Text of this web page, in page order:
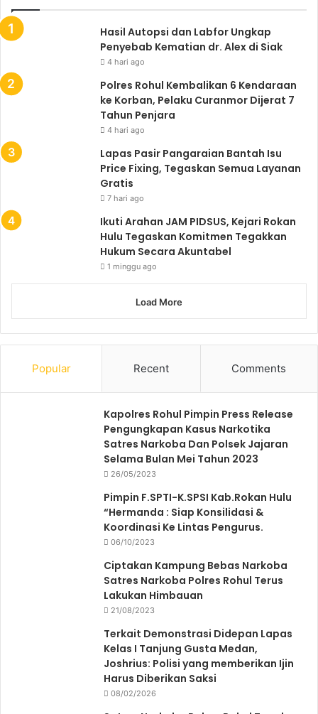
Hasil Autopsi dan Labfor Ungkap
Penyebab Kematian dr. Alex di Siak
4 hari ago
Polres Rohul Kembalikan 6 Kendaraan
ke Korban, Pelaku Curanmor Dijerat 7
Tahun Penjara
4 hari ago
Lapas Pasir Pangaraian Bantah Isu
Price Fixing, Tegaskan Semua Layanan
Gratis
7 hari ago
Ikuti Arahan JAM PIDSUS, Kejari Rokan
Hulu Tegaskan Komitmen Tegakkan
Hukum Secara Akuntabel
1 minggu ago
Load More
Popular Recent Comments
Kapolres Rohul Pimpin Press Release
Pengungkapan Kasus Narkotika
Satres Narkoba Dan Polsek Jajaran
Selama Bulan Mei Tahun 2023
26/05/2023
Pimpin F.SPTI-K.SPSI Kab.Rokan Hulu
“Hermanda : Siap Konsilidasi &
Koordinasi Ke Lintas Pengurus.
06/10/2023
Ciptakan Kampung Bebas Narkoba
Satres Narkoba Polres Rohul Terus
Lakukan Himbauan
21/08/2023
Terkait Demonstrasi Didepan Lapas
Kelas I Tanjung Gusta Medan,
Joshrius: Polisi yang memberikan Ijin
Harus Diberikan Saksi
08/02/2026